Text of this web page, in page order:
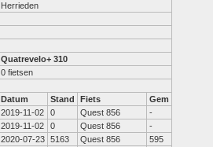
Herrieden
Quatrevelo+ 310
0 fietsen
Datum Stand Fiets
Gem
2019-11-02
0 Quest 856
-
2019-11-02
0 Quest 856
-
2020-07-23 5163 Quest 856
595